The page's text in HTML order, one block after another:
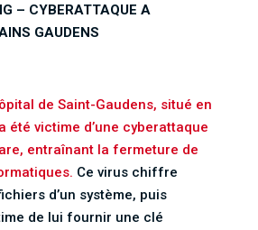
– CYBERATTAQUE A
GAUDENS
de Saint-Gaudens, situé en
été victime d’une cyberattaque
entraînant la fermeture de
Ce virus chiffre
d’un système, puis
de lui fournir une clé